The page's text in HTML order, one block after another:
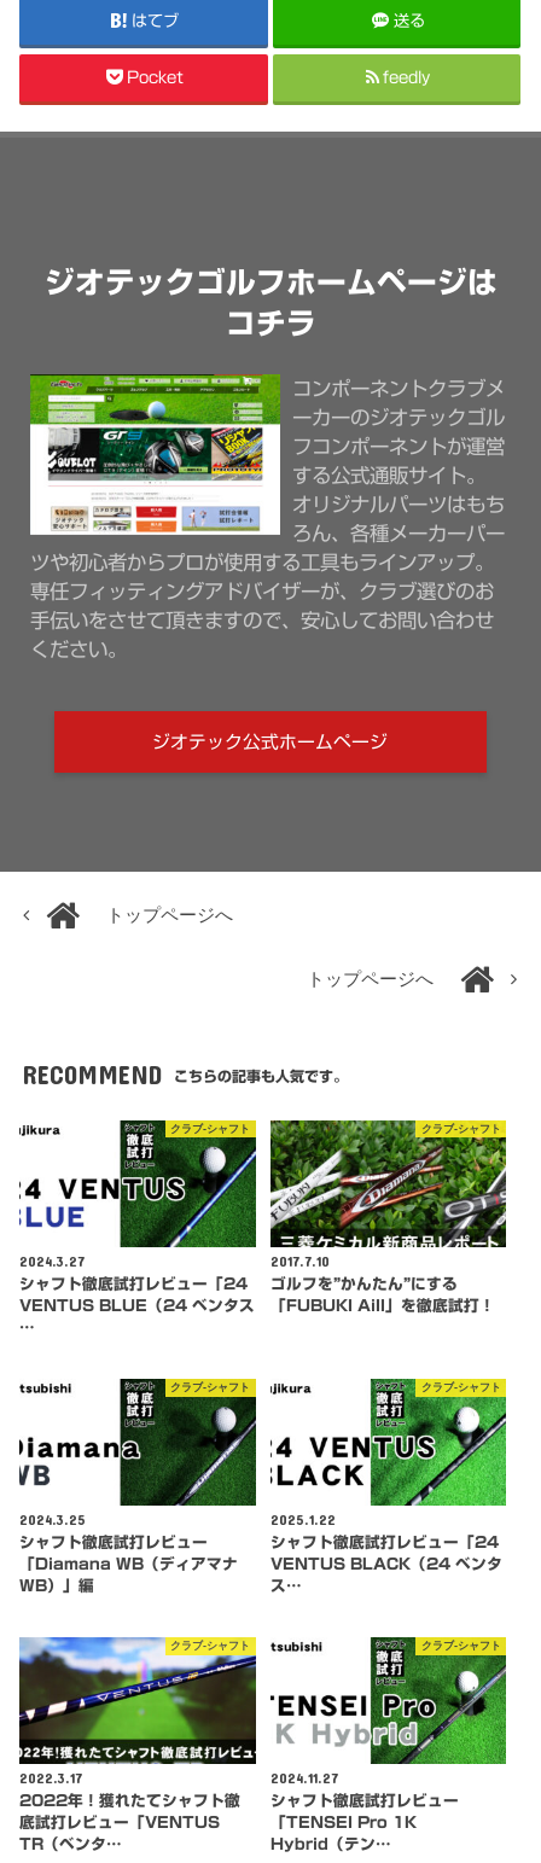
はてブ 送る
Pocket feedly
ジオテックゴルフホームページは
コチラ
コンポーネントクラブメ
ーカーのジオテックゴル
フコンポーネントが運営
する公式通販サイト。
オリジナルパーツはもち
ろん、各種メーカーパー
ツや初心者からプロが使用する工具もラインアップ。
専任フィッティングアドバイザーが、クラブ選びのお
手伝いをさせて頂きますので、安心してお問い合わせ
ください。
ジオテック公式ホームページ
トップページへ
トップページへ
RECOMMEND こちらの記事も人気です。
クラブ-シャフト
2024.3.27
シャフト徹底試打レビュー「24
VENTUS BLUE（24 ベンタス
…
クラブ-シャフト
2017.7.10
ゴルフを”かんたん”にする
「FUBUKI AiII」を徹底試打！
クラブ-シャフト
2024.3.25
シャフト徹底試打レビュー
「Diamana WB（ディアマナ
WB）」編
クラブ-シャフト
2025.1.22
シャフト徹底試打レビュー「24
VENTUS BLACK（24 ベンタ
ス…
クラブ-シャフト
2022.3.17
2022年！獲れたてシャフト徹
底試打レビュー「VENTUS
TR（ベンタ…
クラブ-シャフト
2024.11.27
シャフト徹底試打レビュー
「TENSEI Pro 1K
Hybrid（テン…